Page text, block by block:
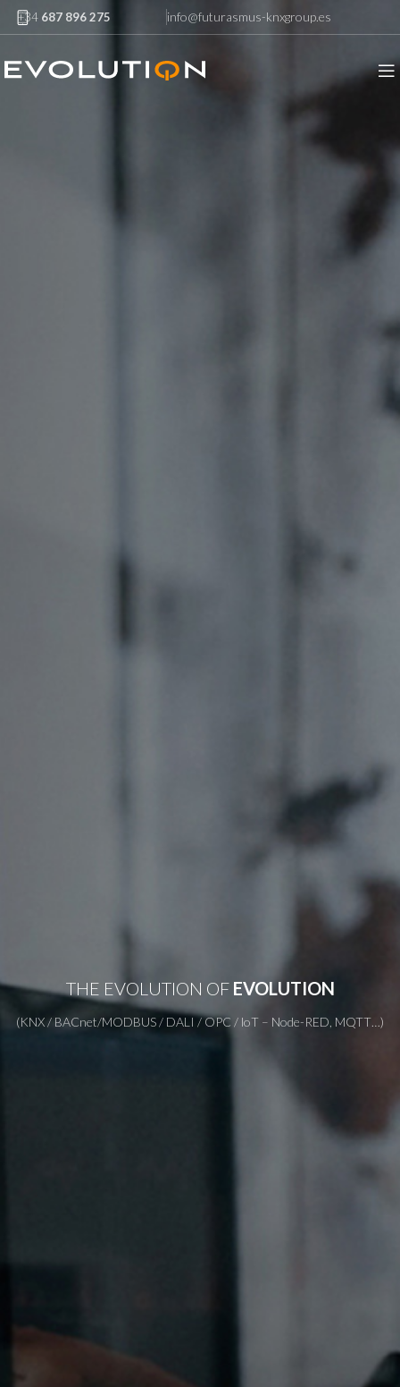
+34 687 896 275 info@futurasmus-knxgroup.es
THE EVOLUTION OF EVOLUTION
(KNX / BACnet/MODBUS / DALI / OPC / loT – Node-RED, MQTT…)